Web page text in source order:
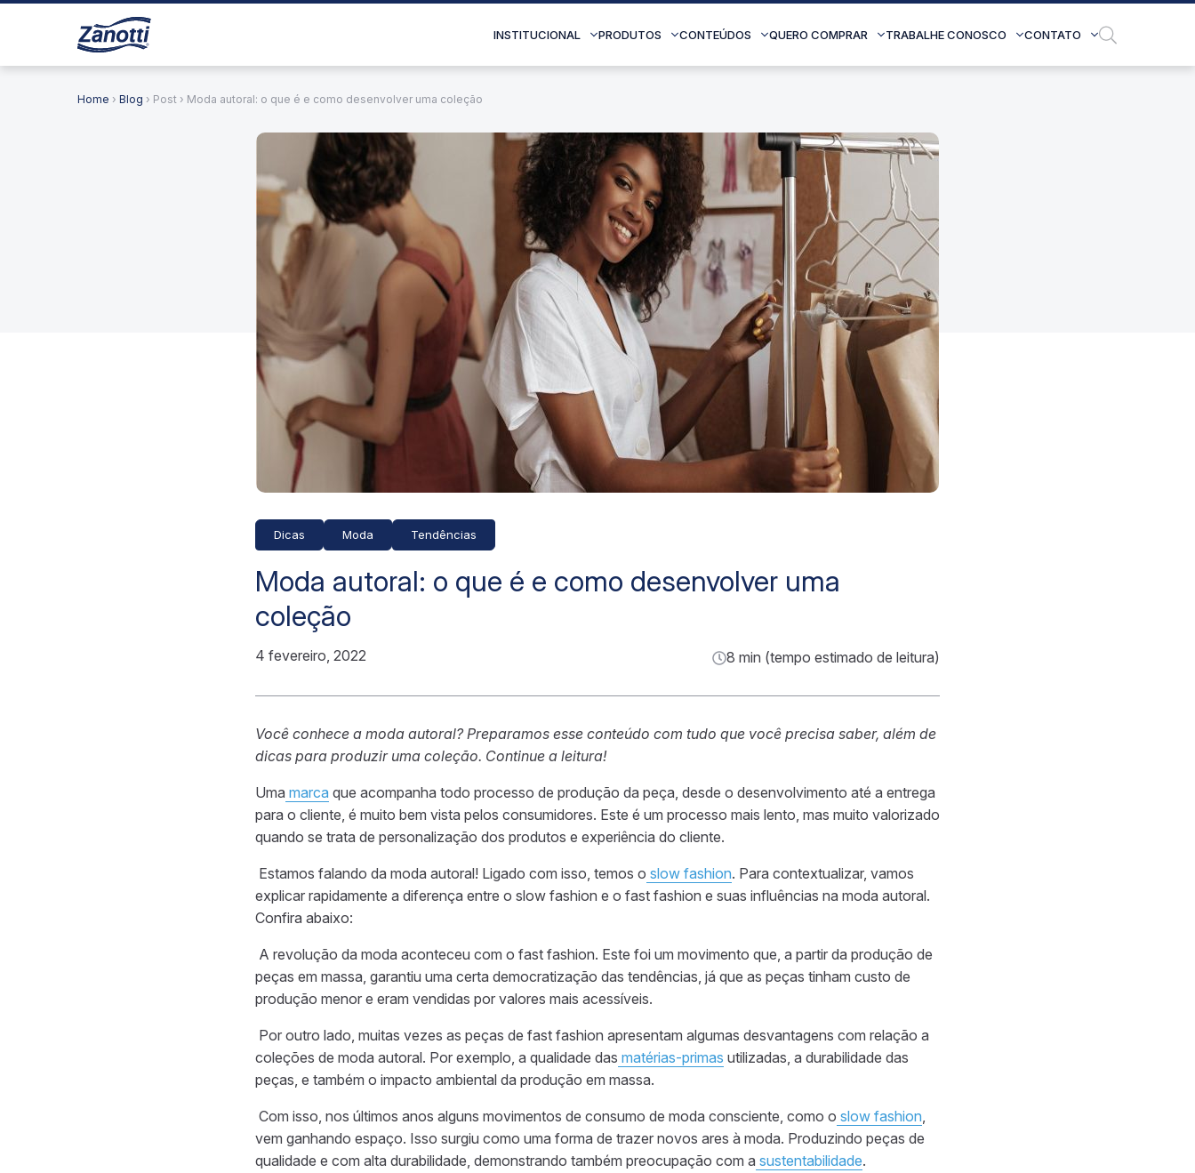
INSTITUCIONAL PRODUTOS CONTEÚDOS QUERO COMPRAR TRABALHE CONOSCO CONTATO
Home › Blog › Post › Moda autoral: o que é e como desenvolver uma coleção
Dicas Moda Tendências
Moda autoral: o que é e como desenvolver uma
coleção
4 fevereiro, 2022 8 min (tempo estimado de leitura)
Você conhece a moda autoral? Preparamos esse conteúdo com tudo que você precisa saber, além de
dicas para produzir uma coleção. Continue a leitura!
Uma marca que acompanha todo processo de produção da peça, desde o desenvolvimento até a entrega
para o cliente, é muito bem vista pelos consumidores. Este é um processo mais lento, mas muito valorizado
quando se trata de personalização dos produtos e experiência do cliente.
Estamos falando da moda autoral! Ligado com isso, temos o slow fashion. Para contextualizar, vamos
explicar rapidamente a diferença entre o slow fashion e o fast fashion e suas influências na moda autoral.
Confira abaixo:
A revolução da moda aconteceu com o fast fashion. Este foi um movimento que, a partir da produção de
peças em massa, garantiu uma certa democratização das tendências, já que as peças tinham custo de
produção menor e eram vendidas por valores mais acessíveis.
Por outro lado, muitas vezes as peças de fast fashion apresentam algumas desvantagens com relação a
coleções de moda autoral. Por exemplo, a qualidade das matérias-primas utilizadas, a durabilidade das
peças, e também o impacto ambiental da produção em massa.
Com isso, nos últimos anos alguns movimentos de consumo de moda consciente, como o slow fashion,
vem ganhando espaço. Isso surgiu como uma forma de trazer novos ares à moda. Produzindo peças de
qualidade e com alta durabilidade, demonstrando também preocupação com a sustentabilidade.